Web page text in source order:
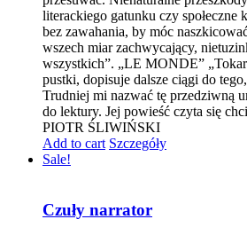
literackiego gatunku czy społeczne
bez zawahania, by móc
wszech miar zachwycający,
wszystkich”. „LE MONDE”
pustki, dopisuje dalsze ciągi do
Trudniej mi nazwać tę przedziwną
do lektury. Jej powieść czyta się
PIOTR ŚLIWIŃSKI
Add to cart Szczegóły
Sale!
Czuły narrator